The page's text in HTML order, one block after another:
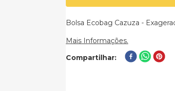
Bolsa Ecobag Cazuza -
Mais Informações.
Compartilhar